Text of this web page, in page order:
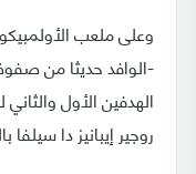
وعلى ملعب
-الوافد حديثا من
روجير إيبانيز دا سيلفا